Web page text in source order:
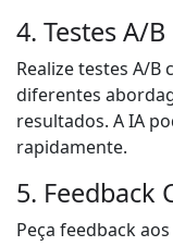
4. Testes A/B
Realize testes A/B
diferentes
resultados. A IA
rapidamente.
5. Feedback
Peça feedback